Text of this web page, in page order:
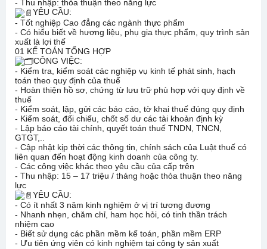
- Thu nhập: thỏa thuận theo năng lực
YÊU CẦU:
- Tốt nghiệp Cao đẳng các ngành thực phẩm
- Có hiểu biết về hương liệu, phụ gia thực phẩm, quy trình sản
xuất là lợi thế
01 KẾ TOÁN TỔNG HỢP
CÔNG VIỆC:
- Kiểm tra, kiểm soát các nghiệp vụ kinh tế phát sinh, hạch
toán theo quy định của thuế
- Hoàn thiện hồ sơ, chứng từ lưu trữ phù hợp với quy định về
thuế
- Kiểm soát, lập, gửi các báo cáo, tờ khai thuế đúng quy định
- Kiểm soát, đối chiếu, chốt số dư các tài khoản định kỳ
- Lập báo cáo tài chính, quyết toán thuế TNDN, TNCN,
GTGT,..
- Cập nhật kịp thời các thông tin, chính sách của Luật thuế có
liên quan đến hoạt động kinh doanh của công ty.
- Các công việc khác theo yêu cầu của cấp trên
- Thu nhập: 15 – 17 triệu / tháng hoặc thỏa thuận theo năng
lực
YÊU CẦU:
- Có ít nhất 3 năm kinh nghiệm ở vị trí tương đương
- Nhanh nhẹn, chăm chỉ, ham học hỏi, có tinh thần trách
nhiệm cao
- Biết sử dụng các phần mềm kế toán, phần mềm ERP
- Ưu tiên ứng viên có kinh nghiệm tại công ty sản xuất